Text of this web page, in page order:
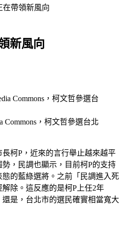
在帶領新風向
新風向
Commons，柯文哲參選台北
柯P，近來的言行舉止越來越平
，民調也顯示，目前柯P的支持
的藍綠選將。之前「民調進入死
除。這反應的是柯P上任2年
是，台北市的選民確實相當寬大